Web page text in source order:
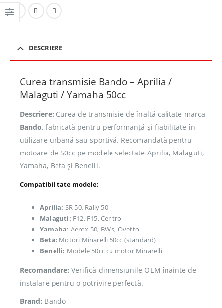
DESCRIERE
Curea transmisie Bando – Aprilia /
Malaguti / Yamaha 50cc
Descriere: Curea de transmisie de înaltă calitate marca
Bando, fabricată pentru performanță și fiabilitate în
utilizare urbană sau sportivă. Recomandată pentru
motoare de 50cc pe modele selectate Aprilia, Malaguti,
Yamaha, Beta și Benelli.
Compatibilitate modele:
Aprilia: SR 50, Rally 50
Malaguti: F12, F15, Centro
Yamaha: Aerox 50, BW’s, Ovetto
Beta: Motori Minarelli 50cc (standard)
Benelli: Modele 50cc cu motor Minarelli
Recomandare: Verifică dimensiunile OEM înainte de
instalare pentru o potrivire perfectă.
Brand: Bando